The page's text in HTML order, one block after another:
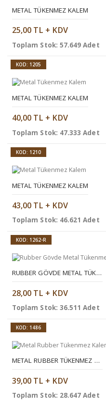
METAL TÜKENMEZ KALEM
25,00 TL + KDV
Toplam Stok: 57.649 Adet
KOD: 1205
METAL TÜKENMEZ KALEM
40,00 TL + KDV
Toplam Stok: 47.333 Adet
KOD: 1210
METAL TÜKENMEZ KALEM
43,00 TL + KDV
Toplam Stok: 46.621 Adet
KOD: 1262-R
RUBBER GÖVDE METAL TÜKENMEZ KALEM
28,00 TL + KDV
Toplam Stok: 36.511 Adet
KOD: 1486
METAL RUBBER TÜKENMEZ KALEM
39,00 TL + KDV
Toplam Stok: 28.647 Adet